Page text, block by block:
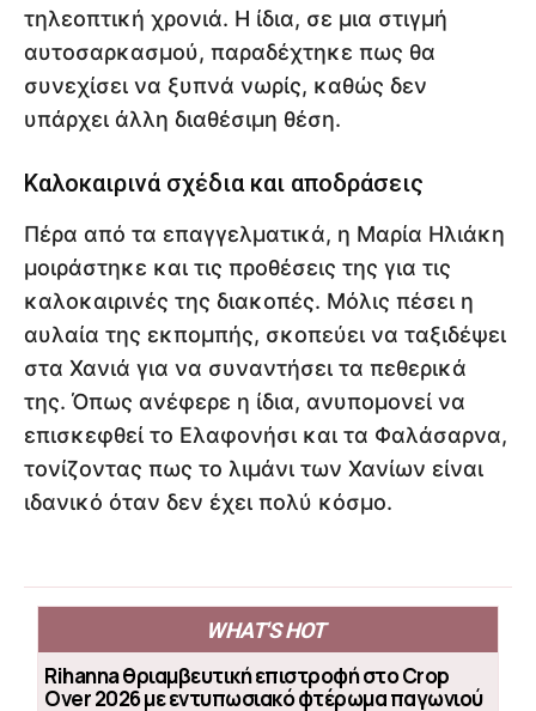
τηλεοπτική χρονιά. Η ίδια, σε μια στιγμή
αυτοσαρκασμού, παραδέχτηκε πως θα
συνεχίσει να ξυπνά νωρίς, καθώς δεν
υπάρχει άλλη διαθέσιμη θέση.
Καλοκαιρινά σχέδια και αποδράσεις
Πέρα από τα επαγγελματικά, η Μαρία Ηλιάκη
μοιράστηκε και τις προθέσεις της για τις
καλοκαιρινές της διακοπές. Μόλις πέσει η
αυλαία της εκπομπής, σκοπεύει να ταξιδέψει
στα Χανιά για να συναντήσει τα πεθερικά
της. Όπως ανέφερε η ίδια, ανυπομονεί να
επισκεφθεί το Ελαφονήσι και τα Φαλάσαρνα,
τονίζοντας πως το λιμάνι των Χανίων είναι
ιδανικό όταν δεν έχει πολύ κόσμο.
WHAT'S HOT
Rihanna θριαμβευτική επιστροφή στο Crop
Over 2026 με εντυπωσιακό φτέρωμα παγωνιού